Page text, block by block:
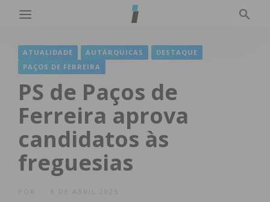
ATUALIDADE AUTÁRQUICAS
DESTAQUE
PAÇOS DE FERREIRA
PS de Paços de
Ferreira aprova
candidatos às
freguesias
8 DE ABRIL 2025